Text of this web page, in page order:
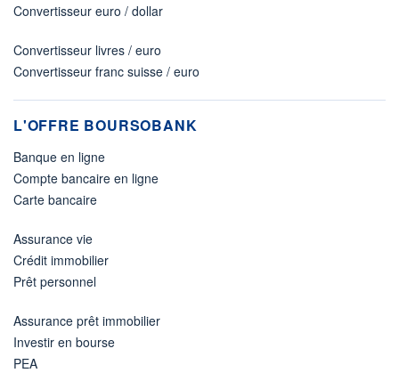
Convertisseur euro / dollar
Convertisseur livres / euro
Convertisseur franc suisse / euro
L'OFFRE BOURSOBANK
Banque en ligne
Compte bancaire en ligne
Carte bancaire
Assurance vie
Crédit immobilier
Prêt personnel
Assurance prêt immobilier
Investir en bourse
PEA